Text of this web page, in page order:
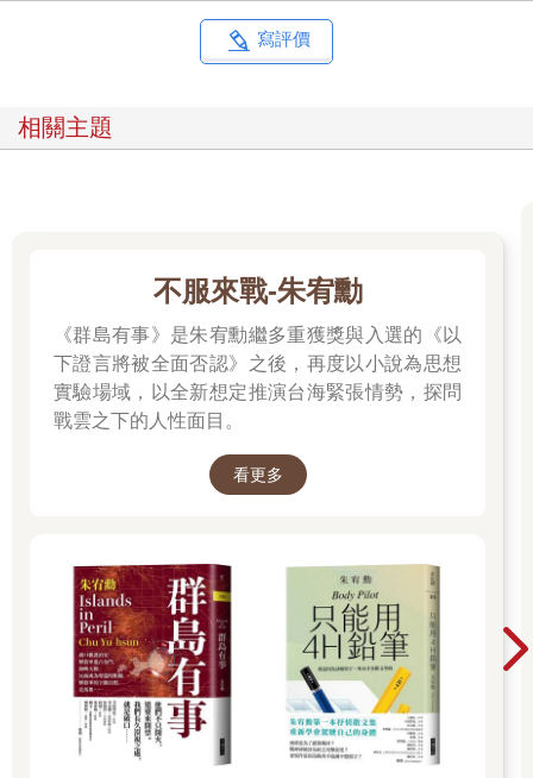
寫評價
相關主題
不服來戰-朱宥勳
《群島有事》是朱宥勳繼多重獲獎與入選的《以
下證言將被全面否認》之後，再度以小說為思想
實驗場域，以全新想定推演台海緊張情勢，探問
戰雲之下的人性面目。
看更多